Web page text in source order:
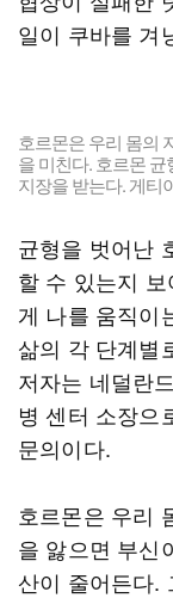
일이 쿠바를 겨
호르몬은 우리 몸의
을 미친다. 호르몬
지장을 받는다. 게티
균형을 벗어난
할 수 있는지
게 나를 움직이
삶의 각 단계별
저자는 네덜란
병 센터 소장으
문의이다.
호르몬은 우리
을 앓으면 부신
산이 줄어든다.